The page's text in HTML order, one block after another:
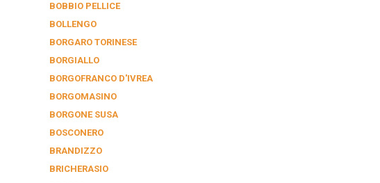
BOBBIO PELLICE
BOLLENGO
BORGARO TORINESE
BORGIALLO
BORGOFRANCO D'IVREA
BORGOMASINO
BORGONE SUSA
BOSCONERO
BRANDIZZO
BRICHERASIO